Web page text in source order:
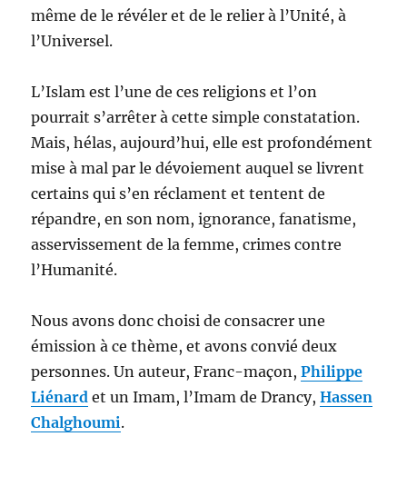
même de le révéler et de le relier à l’Unité, à
l’Universel.
L’Islam est l’une de ces religions et l’on
pourrait s’arrêter à cette simple constatation.
Mais, hélas, aujourd’hui, elle est profondément
mise à mal par le dévoiement auquel se livrent
certains qui s’en réclament et tentent de
répandre, en son nom, ignorance, fanatisme,
asservissement de la femme, crimes contre
l’Humanité.
Nous avons donc choisi de consacrer une
émission à ce thème, et avons convié deux
personnes. Un auteur, Franc-maçon,Philippe
Liénard et un Imam, l’Imam de Drancy,Hassen
Chalghoumi.